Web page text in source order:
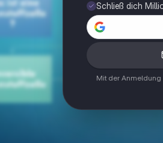
Schließ dich
Mit der